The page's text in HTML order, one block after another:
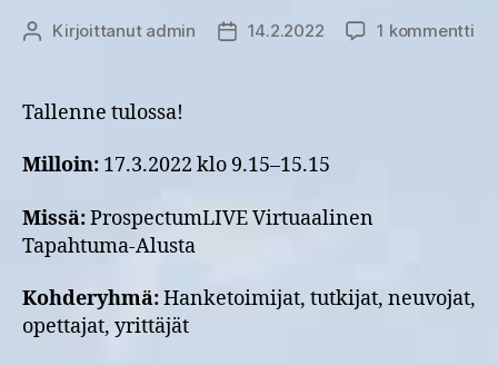
Kirjoittaja
Kirjoittanut admin Julkaisupäivämäärä
14.2.2022 1 kommentti
Tallenne tulossa!
Milloin: 17.3.2022 klo 9.15–15.15
Missä:ProspectumLIVE Virtuaalinen
Tapahtuma-Alusta
Kohderyhmä:Hanketoimijat, tutkijat, neuvojat,
opettajat, yrittäjät